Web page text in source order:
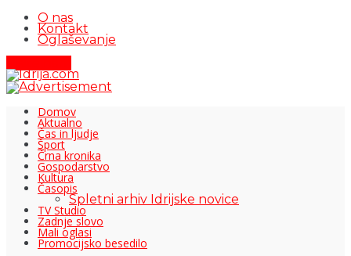
O nas
Kontakt
Oglaševanje
Domov
Aktualno
Čas in ljudje
Šport
Črna kronika
Gospodarstvo
Kultura
Časopis
Spletni arhiv Idrijske novice
TV Studio
Zadnje slovo
Mali oglasi
Promocijsko besedilo